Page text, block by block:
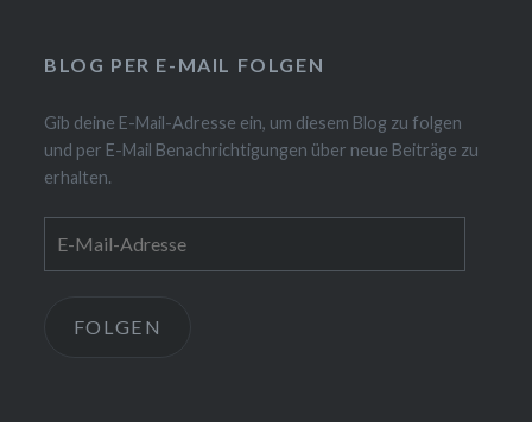
BLOG PER E-MAIL FOLGEN
Gib deine E-Mail-Adresse ein, um diesem Blog zu folgen
und per E-Mail Benachrichtigungen über neue Beiträge zu
erhalten.
Mail-
FOLGEN